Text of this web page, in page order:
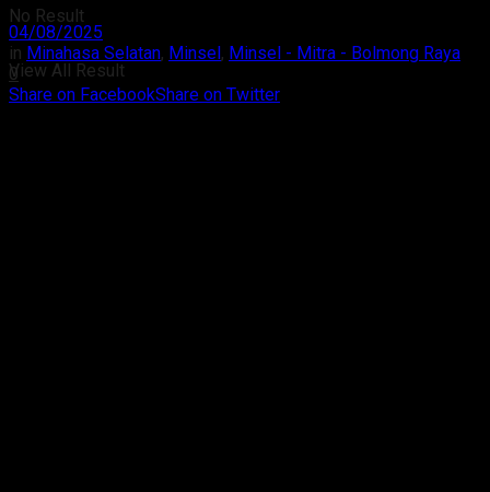
No Result
View All Result
04/08/2025
in Minahasa Selatan, Minsel, Minsel - Mitra - Bolmong Raya
0
Share on FacebookShare on Twitter